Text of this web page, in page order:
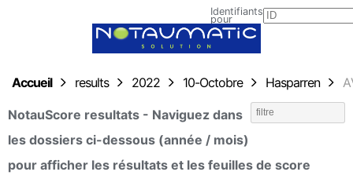
Identifiants
pour
envoyer
les
résultats
Accueil results 2022 10-Octobre Hasparren
NotauScore resultats - Naviguez dans
les dossiers ci-dessous (année / mois)
pour afficher les résultats et les feuilles de score